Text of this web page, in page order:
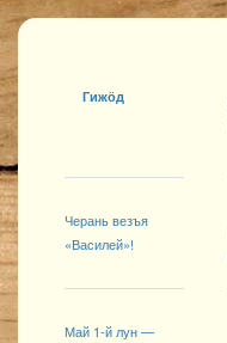
Гижӧд
Черань везъя
«Василей»!
Май 1-й лун —